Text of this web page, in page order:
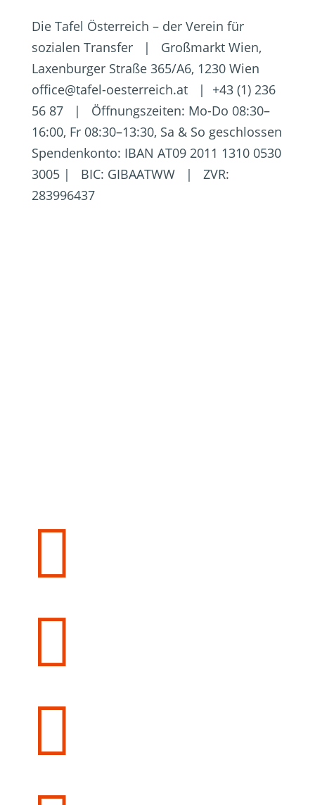
Die Tafel Österreich – der Verein für
sozialen Transfer | Großmarkt Wien,
Laxenburger Straße 365/A6, 1230 Wien
office@tafel-oesterreich.at | +43 (1) 236
56 87 | Öffnungszeiten: Mo-Do 08:30–
16:00, Fr 08:30–13:30, Sa & So geschlossen
Spendenkonto: IBAN AT09 2011 1310 0530
3005 | BIC: GIBAATWW | ZVR:
283996437


